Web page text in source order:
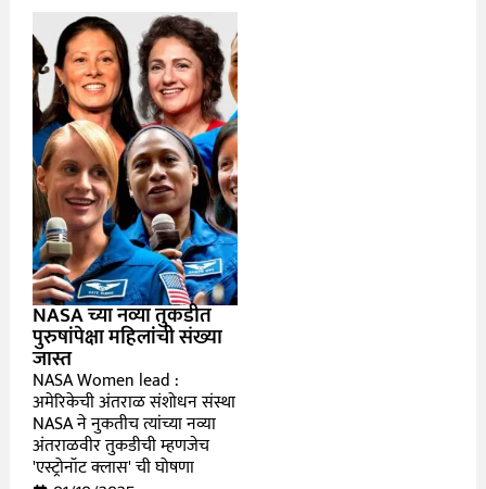
NASA च्या नव्या तुकडीत
पुरुषांपेक्षा महिलांची संख्या
जास्त
NASA Women lead :
अमेरिकेची अंतराळ संशोधन संस्था
NASA ने नुकतीच त्यांच्या नव्या
अंतराळवीर तुकडीची म्हणजेच
'एस्ट्रोनॉट क्लास' ची घोषणा